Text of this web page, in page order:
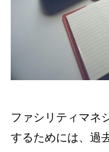
ファシリティマネ
するためには、過